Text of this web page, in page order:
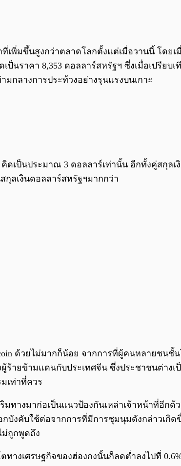
เพิ่มขึ้นสูงกว่าตลาดโลกตั้งแต่เมื่อวานนี้ โดยเ
ป็นราคา 8,353 ดอลลาร์สหรัฐฯ ซึ่งเมื่อเปรีย
มกลางการประท้วงอย่างรุนแรงบนเกาะ
ดเป็นประมาณ 3 ดอลลาร์เท่านั้น อีกทั้งคู่สกุล
ลเงินดอลลาร์สหรัฐฯมากกว่า
ด้วยไม่มากก็น้อย จากการที่ผู้คนหลายชนชั้
ายข้ามแดนกับประเทศจีน ซึ่งประชาชนต่าง
เท่าที่ควร
ทางมาก่อเป็นแนวป้องกันเหล่าเจ้าหน้าที่อีก
บังคับใช้ต่อจากการที่มีการชุมนุมดังกล่าวเกิด
ม่ถูกพูดถึง
างเศรษฐกิจของฮ่องกงนั้นก็ลดต่ำลงไปที่